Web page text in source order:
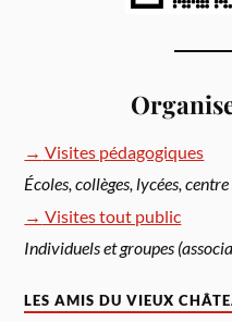
→ Visites pédagogiques
Écoles, collèges, lycées,
→ Visites tout public
Individuels et groupes
LES AMIS DU VIEUX